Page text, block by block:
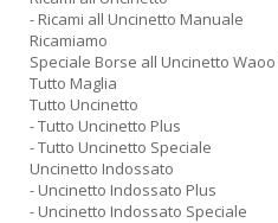
- Ricami all Uncinetto Manuale
Ricamiamo
Speciale Borse all Uncinetto Waoo
Tutto Maglia
Tutto Uncinetto
- Tutto Uncinetto Plus
- Tutto Uncinetto Speciale
Uncinetto Indossato
- Uncinetto Indossato Plus
- Uncinetto Indossato Speciale